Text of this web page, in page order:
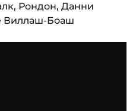
Рондон, Данни
Виллаш-Боаш